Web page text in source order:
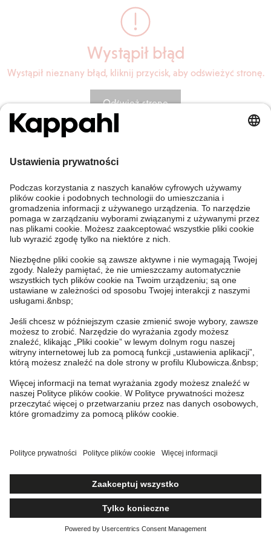
Wystąpił błąd
Wystąpił nieznany błąd, kliknij przycisk, aby odświeżyć stronę.
Odśwież stronę